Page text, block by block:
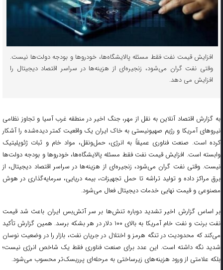
افزایش قیمت نفت فقط مسئله پالایشگاه‌ها، خودروها و بودجه دولت‌ها نیست.
وقتی نفت گران می‌شود، زنجیره‌ای از هزینه‌ها در سراسر اقتصاد دیجیتال را
افزایش می دهد.
به گزارش اقتصاد آنلاین به نقل از مهر، جنگ اخیر در منطقه غرب آسیا و تجاوز نظامی
نیروهای آمریکا و رژیم صهیونیستی به خاک ایران یک واقعیت کمتر دیده‌شده را آشکار
کرده است. صنعت فناوری عمیقاً به انرژی، حمل‌ونقل، مواد خام و ثبات ژئوپلیتیک
وابسته است. افزایش قیمت نفت فقط مسئله پالایشگاه‌ها، خودروها و بودجه دولت‌ها
نیست. وقتی نفت گران می‌شود، زنجیره‌ای از هزینه‌ها در سراسر اقتصاد دیجیتال، از
برق مراکز داده و تولید تراشه تا حمل تجهیزات، بیمه دریایی، سرمایه‌گذاری در هوش
مصنوعی و قیمت نهایی خدمات دیجیتال فعال می‌شود.
بر اساس گزارش اخیر تشدید دوباره تنش‌ها بر سر آتش‌بس ایران باعث شد قیمت
نفت برنت و نفت خام آمریکا به بالای ۱۰۰ دلار در هر بشکه برسد. همین گزارش تأکید
می‌کند که محدودیت در تنگه هرمز و اختلال در جریان نفت، بازار را در وضعیت نوسان
شدید نگه داشته است. این عدد برای صنعت فناوری فقط یک شاخص انرژی نیست؛
بلکه علامتی از ورود هزینه‌های زیرساختی به مرحله‌ای پرریسک‌تر محسوب می‌شود.